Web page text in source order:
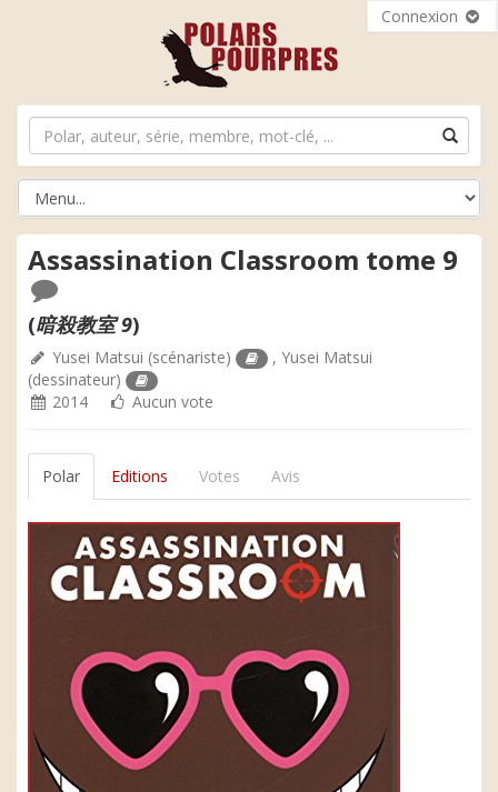
Connexion
Assassination Classroom tome 9
(暗殺教室 9)
Yusei Matsui (scénariste) ,Yusei Matsui
(dessinateur)
2014
Aucun vote
Polar Editions Votes Avis